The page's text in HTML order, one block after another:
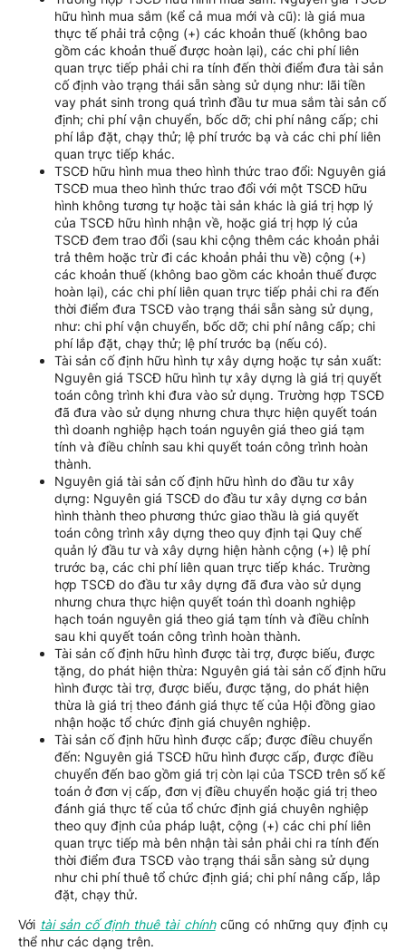
hữu hình mua sắm (kể cả mua mới và cũ): là giá mua
thực tế phải trả cộng (+) các khoản thuế (không bao
gồm các khoản thuế được hoàn lại), các chi phí liên
quan trực tiếp phải chi ra tính đến thời điểm đưa tài sản
cố định vào trạng thái sẵn sàng sử dụng như: lãi tiền
vay phát sinh trong quá trình đầu tư mua sắm tài sản cố
định; chi phí vận chuyển, bốc dỡ; chi phí nâng cấp; chi
phí lắp đặt, chạy thử; lệ phí trước bạ và các chi phí liên
quan trực tiếp khác.
TSCĐ hữu hình mua theo hình thức trao đổi: Nguyên giá
TSCĐ mua theo hình thức trao đổi với một TSCĐ hữu
hình không tương tự hoặc tài sản khác là giá trị hợp lý
của TSCĐ hữu hình nhận về, hoặc giá trị hợp lý của
TSCĐ đem trao đổi (sau khi cộng thêm các khoản phải
trả thêm hoặc trừ đi các khoản phải thu về) cộng (+)
các khoản thuế (không bao gồm các khoản thuế được
hoàn lại), các chi phí liên quan trực tiếp phải chi ra đến
thời điểm đưa TSCĐ vào trạng thái sẵn sàng sử dụng,
như: chi phí vận chuyển, bốc dỡ; chi phí nâng cấp; chi
phí lắp đặt, chạy thử; lệ phí trước bạ (nếu có).
Tài sản cố định hữu hình tự xây dựng hoặc tự sản xuất:
Nguyên giá TSCĐ hữu hình tự xây dựng là giá trị quyết
toán công trình khi đưa vào sử dụng. Trường hợp TSCĐ
đã đưa vào sử dụng nhưng chưa thực hiện quyết toán
thì doanh nghiệp hạch toán nguyên giá theo giá tạm
tính và điều chỉnh sau khi quyết toán công trình hoàn
thành.
Nguyên giá tài sản cố định hữu hình do đầu tư xây
dựng: Nguyên giá TSCĐ do đầu tư xây dựng cơ bản
hình thành theo phương thức giao thầu là giá quyết
toán công trình xây dựng theo quy định tại Quy chế
quản lý đầu tư và xây dựng hiện hành cộng (+) lệ phí
trước bạ, các chi phí liên quan trực tiếp khác. Trường
hợp TSCĐ do đầu tư xây dựng đã đưa vào sử dụng
nhưng chưa thực hiện quyết toán thì doanh nghiệp
hạch toán nguyên giá theo giá tạm tính và điều chỉnh
sau khi quyết toán công trình hoàn thành.
Tài sản cố định hữu hình được tài trợ, được biếu, được
tặng, do phát hiện thừa: Nguyên giá tài sản cố định hữu
hình được tài trợ, được biếu, được tặng, do phát hiện
thừa là giá trị theo đánh giá thực tế của Hội đồng giao
nhận hoặc tổ chức định giá chuyên nghiệp.
Tài sản cố định hữu hình được cấp; được điều chuyển
đến: Nguyên giá TSCĐ hữu hình được cấp, được điều
chuyển đến bao gồm giá trị còn lại của TSCĐ trên số kế
toán ở đơn vị cấp, đơn vị điều chuyển hoặc giá trị theo
đánh giá thực tế của tổ chức định giá chuyên nghiệp
theo quy định của pháp luật, cộng (+) các chi phí liên
quan trực tiếp mà bên nhận tài sản phải chi ra tính đến
thời điểm đưa TSCĐ vào trạng thái sẵn sàng sử dụng
như chi phí thuê tổ chức định giá; chi phí nâng cấp, lắp
đặt, chạy thử.
Với tài sản cố định thuê tài chínhcũng có những quy định cụ
thể như các dạng trên.